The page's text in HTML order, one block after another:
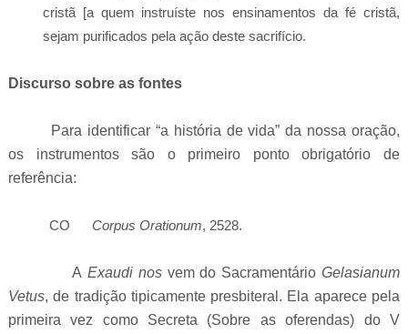
cristã [a quem instruíste nos ensinamentos da fé cristã,
sejam purificados pela ação deste sacrifício.
Discurso sobre as fontes
Para identificar “a história de vida” da nossa oração,
os instrumentos são o primeiro ponto obrigatório de
referência:
CO Corpus Orationum, 2528.
A Exaudi nosvem do SacramentárioGelasianum
Vetus, de tradição tipicamente presbiteral. Ela aparece pela
primeira vez como Secreta (Sobre as oferendas) do V